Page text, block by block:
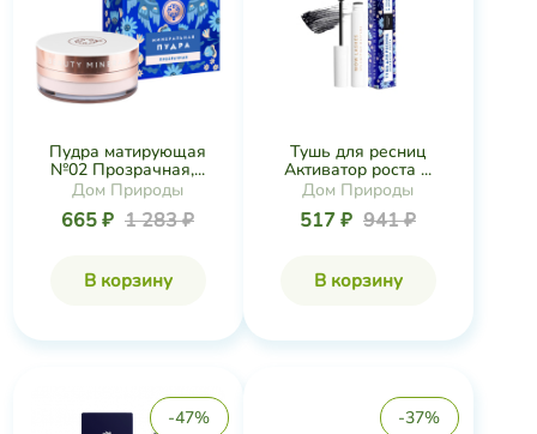
Пудра матирующая
№02 Прозрачная,...
Дом Природы
665 ₽ 1 283 ₽
В корзину
Тушь для ресниц
Активатор роста ...
Дом Природы
517 ₽ 941 ₽
В корзину
-47% -37%